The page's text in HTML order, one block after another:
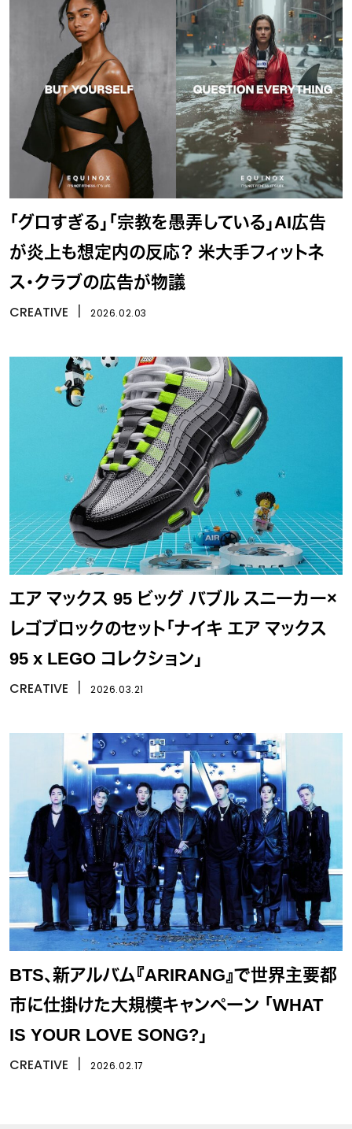
「グロすぎる」「宗教を愚弄している」AI広告
が炎上も想定内の反応？ 米大手フィットネ
ス・クラブの広告が物議
CREATIVE 2026.02.03
エア マックス 95 ビッグ バブル スニーカー×
レゴブロックのセット「ナイキ エア マックス
95 x LEGO コレクション」
CREATIVE 2026.03.21
BTS、新アルバム『ARIRANG』で世界主要都
市に仕掛けた大規模キャンペーン 「WHAT
IS YOUR LOVE SONG?」
CREATIVE 2026.02.17